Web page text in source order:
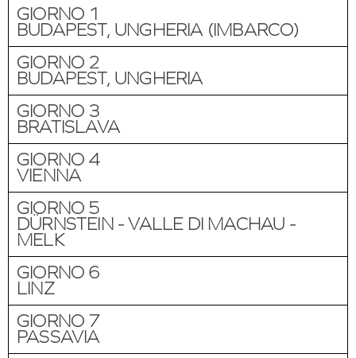
GIORNO 1
BUDAPEST, UNGHERIA (IMBARCO)
GIORNO 2
BUDAPEST, UNGHERIA
GIORNO 3
BRATISLAVA
GIORNO 4
VIENNA
GIORNO 5
DÜRNSTEIN - VALLE DI MACHAU -
MELK
GIORNO 6
LINZ
GIORNO 7
PASSAVIA